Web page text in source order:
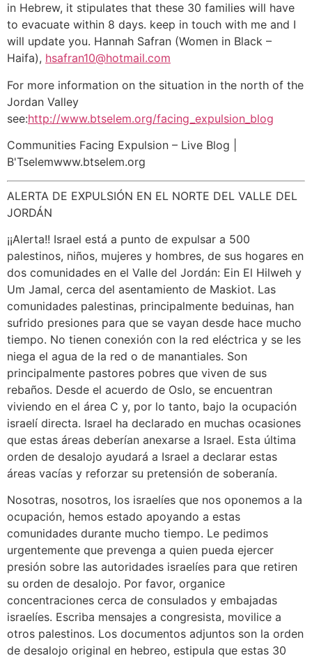
in Hebrew, it stipulates that these 30 families will have
to evacuate within 8 days. keep in touch with me and I
will update you. Hannah Safran (Women in Black –
Haifa), hsafran10@hotmail.com
For more information on the situation in the north of the
Jordan Valley
see:http://www.btselem.org/facing_expulsion_blog
Communities Facing Expulsion – Live Blog |
B'Tselemwww.btselem.org
ALERTA DE EXPULSIÓN EN EL NORTE DEL VALLE DEL
JORDÁN
¡¡Alerta!! Israel está a punto de expulsar a 500
palestinos, niños, mujeres y hombres, de sus hogares en
dos comunidades en el Valle del Jordán: Ein El Hilweh y
Um Jamal, cerca del asentamiento de Maskiot. Las
comunidades palestinas, principalmente beduinas, han
sufrido presiones para que se vayan desde hace mucho
tiempo. No tienen conexión con la red eléctrica y se les
niega el agua de la red o de manantiales. Son
principalmente pastores pobres que viven de sus
rebaños. Desde el acuerdo de Oslo, se encuentran
viviendo en el área C y, por lo tanto, bajo la ocupación
israelí directa. Israel ha declarado en muchas ocasiones
que estas áreas deberían anexarse a Israel. Esta última
orden de desalojo ayudará a Israel a declarar estas
áreas vacías y reforzar su pretensión de soberanía.
Nosotras, nosotros, los israelíes que nos oponemos a la
ocupación, hemos estado apoyando a estas
comunidades durante mucho tiempo. Le pedimos
urgentemente que prevenga a quien pueda ejercer
presión sobre las autoridades israelíes para que retiren
su orden de desalojo. Por favor, organice
concentraciones cerca de consulados y embajadas
israelíes. Escriba mensajes a congresista, movilice a
otros palestinos. Los documentos adjuntos son la orden
de desalojo original en hebreo, estipula que estas 30